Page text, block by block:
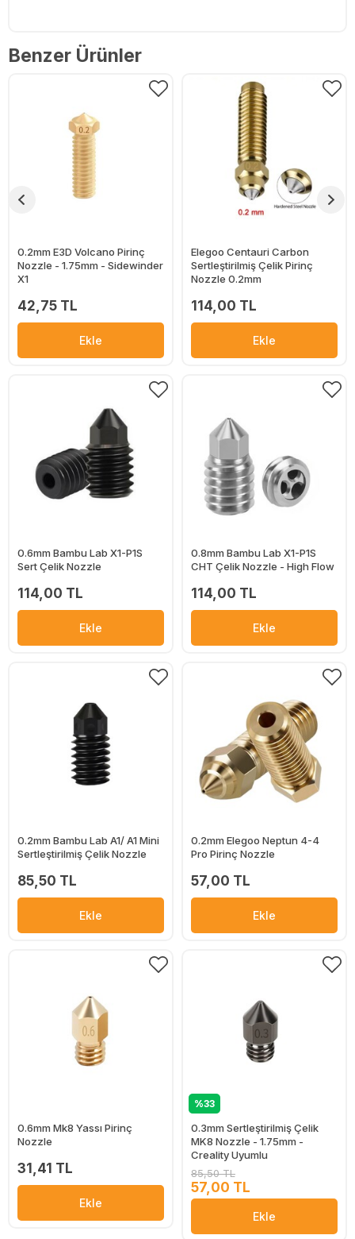
Benzer Ürünler
0.2mm E3D Volcano Pirinç
Nozzle - 1.75mm - Sidewinder
X1
42,75 TL
Ekle
Elegoo Centauri Carbon
Sertleştirilmiş Çelik Pirinç
Nozzle 0.2mm
114,00 TL
Ekle
0.6mm Bambu Lab X1-P1S
Sert Çelik Nozzle
114,00 TL
Ekle
0.8mm Bambu Lab X1-P1S
CHT Çelik Nozzle - High Flow
114,00 TL
Ekle
0.2mm Bambu Lab A1/ A1 Mini
Sertleştirilmiş Çelik Nozzle
85,50 TL
Ekle
0.2mm Elegoo Neptun 4-4
Pro Pirinç Nozzle
57,00 TL
Ekle
0.6mm Mk8 Yassı Pirinç
Nozzle
31,41 TL
Ekle
%33
0.3mm Sertleştirilmiş Çelik
MK8 Nozzle - 1.75mm -
Creality Uyumlu
85,50 TL
57,00 TL
Ekle